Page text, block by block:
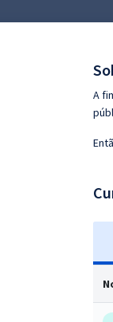
Conteúdo
A